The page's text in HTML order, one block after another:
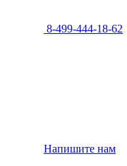
8-499-444-18-62
Напишите нам